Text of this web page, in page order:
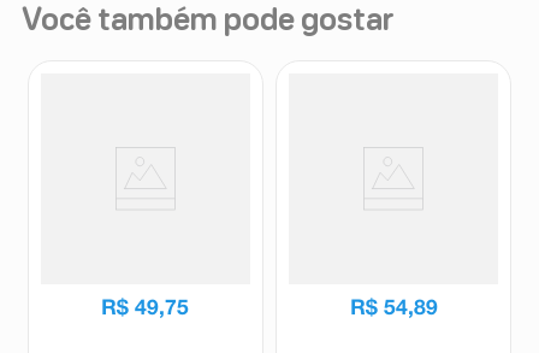
Você também pode gostar
R$ 49,75 R$ 54,89